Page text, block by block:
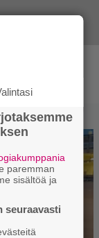
tältä
paremman
sisältöä ja
seuraavasti